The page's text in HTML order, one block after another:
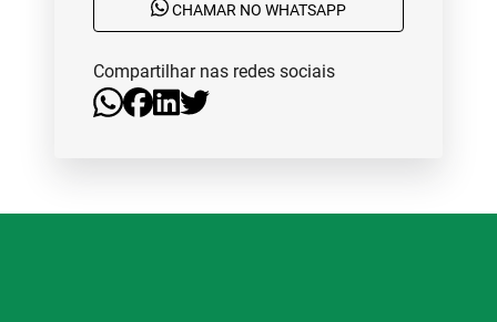
CHAMAR NO WHATSAPP
Compartilhar nas redes sociais